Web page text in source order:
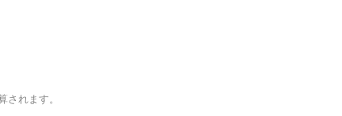
されます。